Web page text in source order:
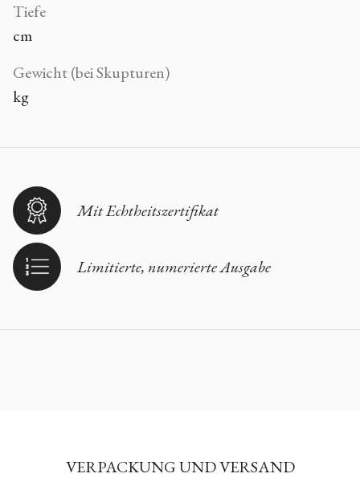
Tiefe
cm
Gewicht (bei Skupturen)
kg
Mit Echtheitszertifikat
Limitierte, numerierte Ausgabe
VERPACKUNG UND VERSAND